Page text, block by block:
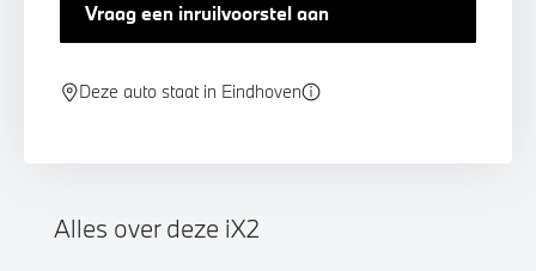
Vraag een inruilvoorstel aan
Deze auto staat in Eindhoven
Alles over deze iX2